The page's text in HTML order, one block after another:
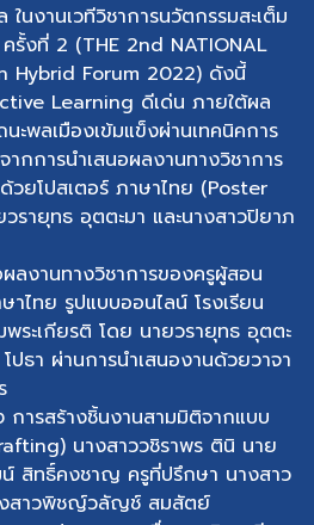
ในงานเวทีวิชาการนวัตกรรมสะเต็ม
รั้งที่ 2 (THE 2nd NATIONAL
Hybrid Forum 2022) ดังนี้
Learning ดีเด่น ภายใต้ผล
ะพลเมืองเข้มแข็งผ่านเทคนิคการ
ากการนำเสนอผลงานทางวิชาการ
วยโปสเตอร์ ภาษาไทย (Poster
รายุทธ อุตตะมา และนางสาวปิยาภ
ผลงานทางวิชาการของครูผู้สอน
าไทย รูปแบบออนไลน์ โรงเรียน
ะเกียรติ โดย นายวรายุทธ อุตตะ
ธา ผ่านการนำเสนองานด้วยวาจา
การสร้างชิ้นงานสามมิติจากแบบ
นางสาววชิราพร ตินิ นาย
สิทธิ์คงชาญ ครูที่ปรึกษา นางสาว
สาวพิชญ์วลัญช์ สมสัตย์